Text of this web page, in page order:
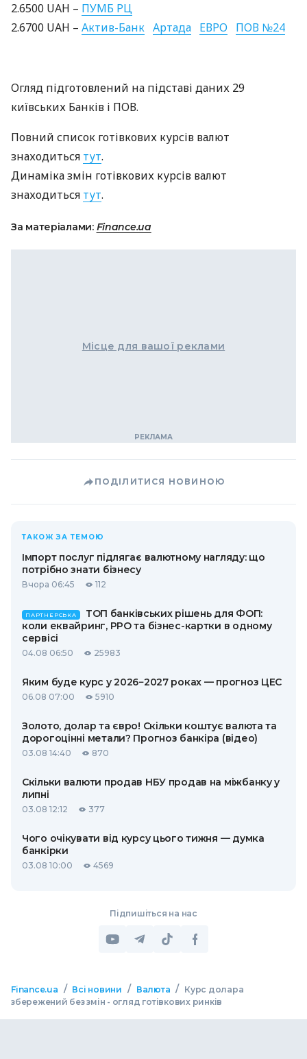
2.6500 UAH – ПУМБ РЦ
2.6700 UAH – Актив-Банк Артада ЕВРО ПОВ №24
Огляд підготовлений на підставі даних 29
київських Банків і ПОВ.
Повний список готівкових курсів валют
знаходиться тут.
Динаміка змін готівкових курсів валют
знаходиться тут.
За матеріалами: Finance.ua
Місце для вашої реклами
ПОДІЛИТИСЯ НОВИНОЮ
ТАКОЖ ЗА ТЕМОЮ
Імпорт послуг підлягає валютному нагляду: що
потрібно знати бізнесу
Вчора 06:45 112
ПАРТНЕРСЬКА
ТОП банківських рішень для ФОП:
коли еквайринг, РРО та бізнес-картки в одному
сервісі
04.08 06:50 25983
Яким буде курс у 2026−2027 роках — прогноз ЦЕС
06.08 07:00 5910
Золото, долар та євро! Скільки коштує валюта та
дорогоцінні метали? Прогноз банкіра (відео)
03.08 14:40 870
Скільки валюти продав НБУ продав на міжбанку у
липні
03.08 12:12 377
Чого очікувати від курсу цього тижня — думка
банкірки
03.08 10:00 4569
Підпишіться на нас
Finance.ua / Всі новини / Валюта / Курс долара
збережений без змін - огляд готівкових ринків